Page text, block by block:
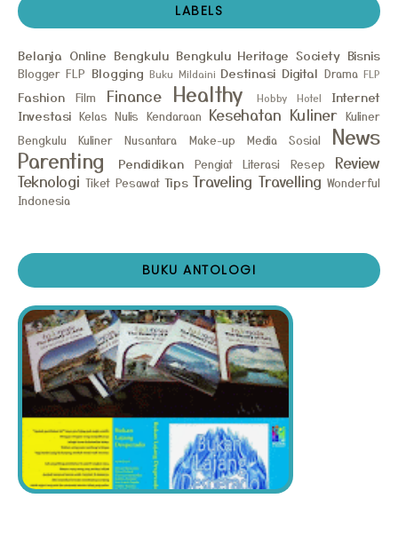
LABELS
Belanja Online Bengkulu Bengkulu Heritage Society Bisnis
Blogger FLP Blogging Buku Mildaini Destinasi Digital Drama FLP
Fashion Film Finance Healthy Hobby Hotel
Internet
Investasi Kelas Nulis Kendaraan Kesehatan Kuliner Kuliner
Bengkulu
Kuliner Nusantara Make-up Media Sosial
News
Parenting
Pendidikan Pengiat Literasi Resep
Review
Teknologi Tiket Pesawat Tips Traveling Travelling Wonderful
Indonesia
BUKU ANTOLOGI